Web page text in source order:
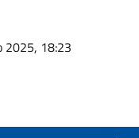
2025, 18:23